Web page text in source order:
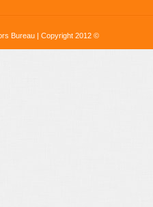
Bureau | Copyright 2012 ©